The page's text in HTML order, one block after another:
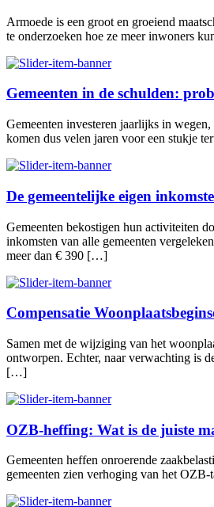
Armoede is een groot en groeiend
te onderzoeken hoe ze meer inwoners
Gemeenten in de schulden:
Gemeenten investeren jaarlijks in
komen dus velen jaren voor een stukje
De gemeentelijke eigen
Gemeenten bekostigen hun activiteiten
inkomsten van alle gemeenten
meer dan € 390 […]
Compensatie
Samen met de wijziging van het
ontworpen. Echter, naar verwachting is
[…]
OZB-heffing: Wat is de juiste
Gemeenten heffen onroerende
gemeenten zien verhoging van het